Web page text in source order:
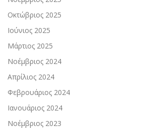
Οκτώβριος 2025
Ιούνιος 2025
Μάρτιος 2025
Νοέμβριος 2024
Απρίλιος 2024
Φεβρουάριος 2024
Ιανουάριος 2024
Νοέμβριος 2023